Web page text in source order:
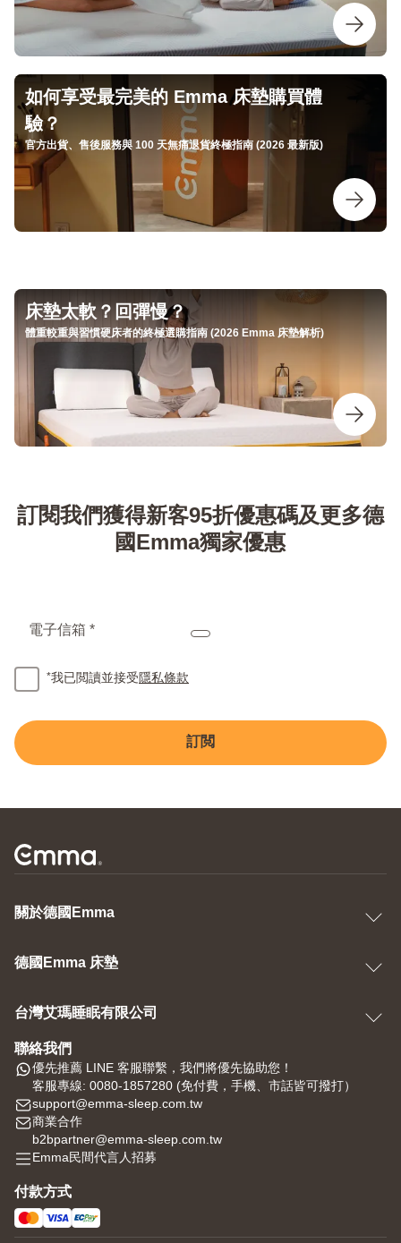
如何享受最完美的 Emma 床墊購買體
驗？
官方出貨、售後服務與 100 天無痛退貨終極指南 (2026 最新版)
床墊太軟？回彈慢？
體重較重與習慣硬床者的終極選購指南 (2026 Emma 床墊解析)
訂閱我們獲得新客95折優惠碼及更多德
國Emma獨家優惠
電子信箱 *
*我已閲讀並接受 隱私條款
訂閲
關於德國Emma
德國Emma 床墊
台灣艾瑪睡眠有限公司
聯絡我們
優先推薦 LINE 客服聯繫，我們將優先協助您！
客服專線: 0080-1857280 (免付費，手機、市話皆可撥打）
support@emma-sleep.com.tw
商業合作
b2bpartner@emma-sleep.com.tw
Emma民間代言人招募
付款方式